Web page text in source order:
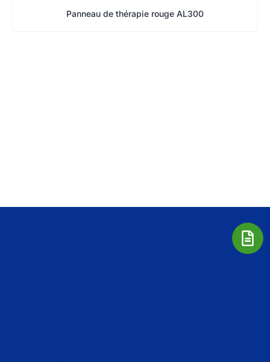
Panneau de thérapie rouge AL300